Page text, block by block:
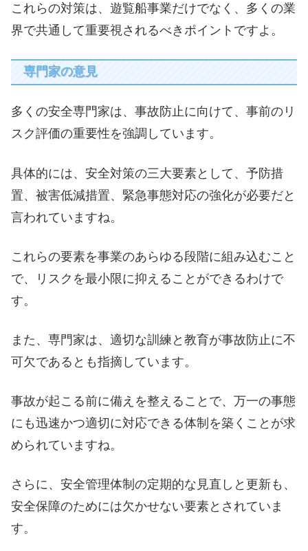
これらの対策は、遊覧船事業だけでなく、多くの業
界で共通して重要視されるべきポイントですよ。
専門家の意見
多くの安全専門家は、事故防止に向けて、事前のリ
スク評価の重要性を強調しています。
具体的には、安全対策の三大要素として、予防措
置、被害低減措置、緊急事態対応の強化が必要だと
言われていますね。
これらの要素を事業のあらゆる段階に組み込むこと
で、リスクを最小限に抑えることができるわけで
す。
また、専門家は、適切な訓練と教育が事故防止に不
可欠であるとも指摘しています。
事故が起こる前に備えを整えることで、万一の事態
にも迅速かつ適切に対応できる体制を築くことが求
められていますね。
さらに、安全管理体制の定期的な見直しと更新も、
安全保障のためには欠かせない要素とされていま
す。